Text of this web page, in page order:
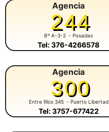
Agencia
244
Bº A-3-2 - Posadas
Tel: 376-4266578
Agencia
300
Entre Ríos 345 - Puerto Libertad
Tel: 3757-677422